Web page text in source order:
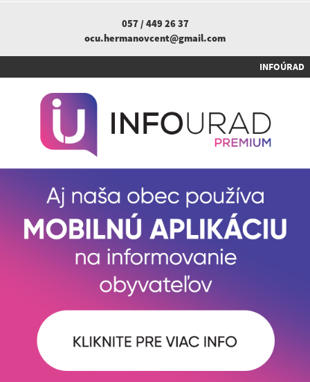
057 / 449 26 37
ocu.hermanovcent@gmail.com
INFOÚRAD